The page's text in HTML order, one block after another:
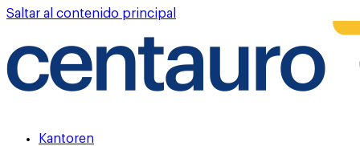
Saltar al contenido principal
Kantoren